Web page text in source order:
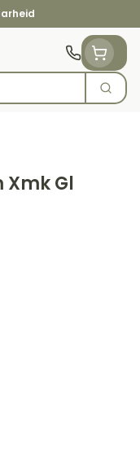
Zoek
Gl